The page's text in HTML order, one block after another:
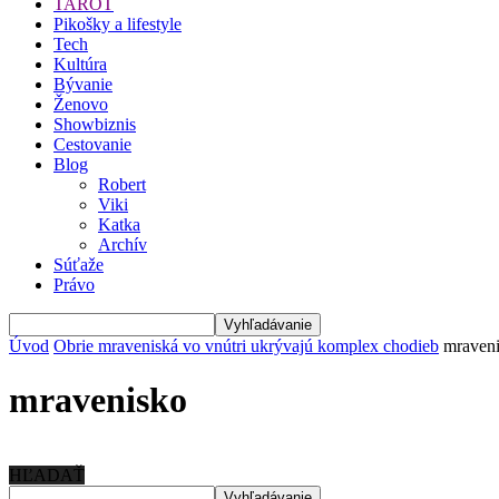
TAROT
Pikošky a lifestyle
Tech
Kultúra
Bývanie
Ženovo
Showbiznis
Cestovanie
Blog
Robert
Viki
Katka
Archív
Súťaže
Právo
Úvod Obrie mraveniská vo vnútri ukrývajú komplex chodieb
mravenisko
HĽADAŤ